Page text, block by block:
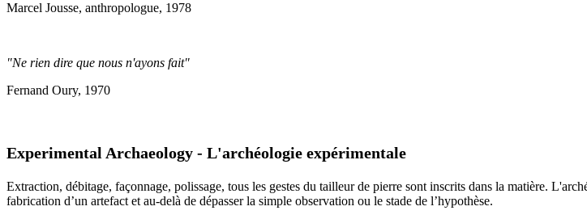
Marcel Jousse, anthropologue, 1978
"Ne rien dire que nous n'ayons fait"
Fernand Oury, 1970
Experimental Archaeology - L'archéologie expérimentale
Extraction, débitage, façonnage, polissage, tous les gestes du tailleur de pierre sont inscrits dans la matière.
fabrication d’un artefact et au-delà de dépasser la simple observation ou le stade de l’hypothèse.